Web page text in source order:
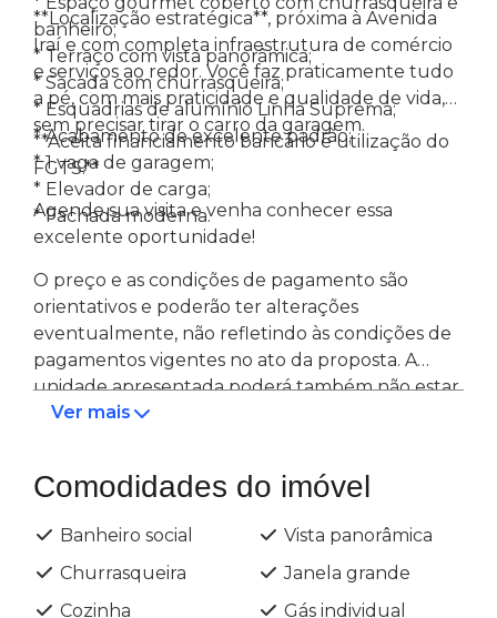
banheiro;
* Terraço com vista panorâmica;
* Sacada com churrasqueira;
* Esquadrias de alumínio Linha Suprema;
* Acabamento de excelente padrão;
* 1 vaga de garagem;
* Elevador de carga;
* Fachada moderna.
**Localização estratégica**, próxima à Avenida
Iraí e com completa infraestrutura de comércio
e serviços ao redor. Você faz praticamente tudo
a pé, com mais praticidade e qualidade de vida,
sem precisar tirar o carro da garagem.
**Aceita financiamento bancário e utilização do
FGTS.**
Agende sua visita e venha conhecer essa
excelente oportunidade!
O preço e as condições de pagamento são
orientativos e poderão ter alterações
eventualmente, não refletindo às condições de
pagamentos vigentes no ato da proposta. A
unidade apresentada poderá também não estar
mais disponível para venda ou estar reservada.
Ver mais
Comodidades do imóvel
Banheiro social
Churrasqueira
Cozinha
Vista panorâmica
Janela grande
Gás individual